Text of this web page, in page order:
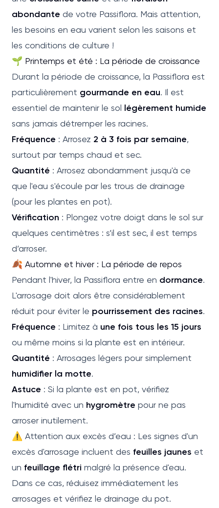
abondante de votre Passiflora. Mais attention,
les besoins en eau varient selon les saisons et
les conditions de culture !
🌱 Printemps et été : La période de croissance
Durant la période de croissance, la Passiflora est
particulièrement gourmande en eau. Il est
essentiel de maintenir le sol légèrement humide
sans jamais détremper les racines.
Fréquence : Arrosez 2 à 3 fois par semaine,
surtout par temps chaud et sec.
Quantité : Arrosez abondamment jusqu'à ce
que l'eau s'écoule par les trous de drainage
(pour les plantes en pot).
Vérification : Plongez votre doigt dans le sol sur
quelques centimètres : s’il est sec, il est temps
d’arroser.
🍂 Automne et hiver : La période de repos
Pendant l'hiver, la Passiflora entre en dormance.
L'arrosage doit alors être considérablement
réduit pour éviter le pourrissement des racines.
Fréquence : Limitez à une fois tous les 15 jours
ou même moins si la plante est en intérieur.
Quantité : Arrosages légers pour simplement
humidifier la motte.
Astuce : Si la plante est en pot, vérifiez
l'humidité avec un hygromètre pour ne pas
arroser inutilement.
⚠️ Attention aux excès d’eau : Les signes d'un
excès d'arrosage incluent des feuilles jaunes et
un feuillage flétri malgré la présence d'eau.
Dans ce cas, réduisez immédiatement les
arrosages et vérifiez le drainage du pot.